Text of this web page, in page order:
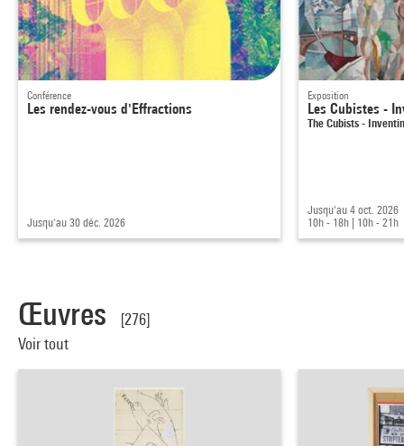
Conférence
Les rendez-vous d'Effractions
Jusqu'au 30 déc. 2026
Exposition
Les Cubistes -
The Cubists -
Jusqu'au 4 oct. 2026
10h - 18h
10h - 21h
Œuvres
[276]
Voir tout